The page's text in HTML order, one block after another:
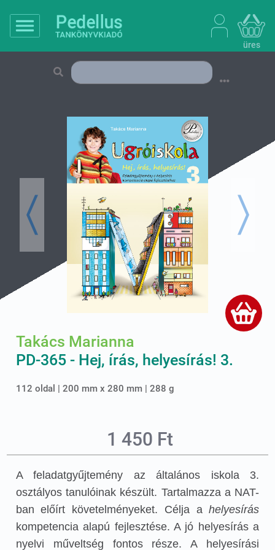
üres
Previous Next
Takács Marianna
PD-365 - Hej, írás, helyesírás! 3.
112 oldal | 200 mm x 280 mm | 288 g
1 450 Ft
A feladatgyűjtemény az általános iskola 3.
osztályos tanulóinak készült. Tartalmazza a NAT-
ban előírt követelményeket. Célja ahelyesírás
kompetencia alapú fejlesztése. A jó helyesírás a
nyelvi műveltség fontos része. A helyesírási